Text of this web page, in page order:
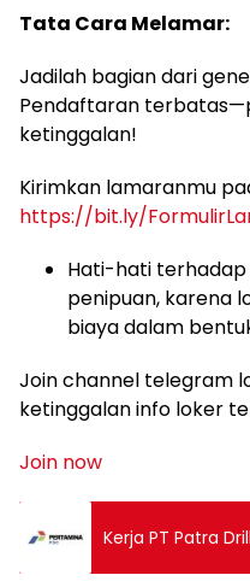
Tata Cara Melamar:
Jadilah bagian dari
Pendaftaran
ketinggalan!
Kirimkan lamaranmu
https://bit.ly/
Hati-hati terhadap
penipuan, karena
biaya dalam
Join channel telegram
ketinggalan info loker
Join now
Kerja PT Patra